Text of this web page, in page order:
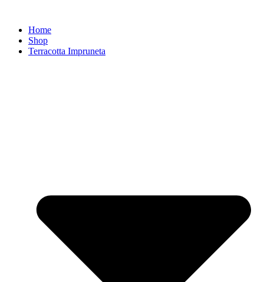
springenHome
Shop
Terracotta Impruneta